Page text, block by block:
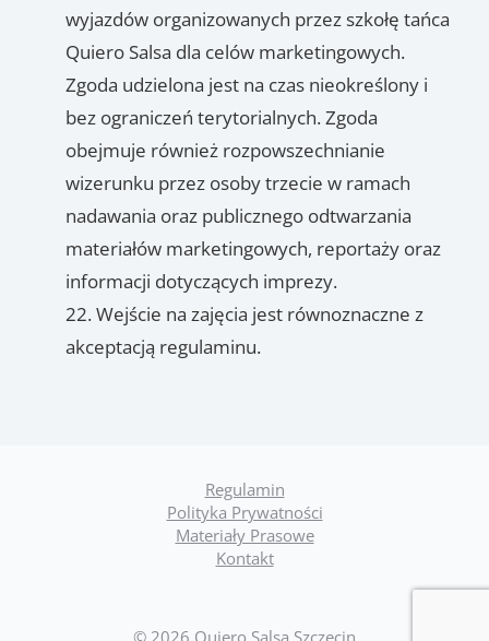
wyjazdów organizowanych przez szkołę tańca
Quiero Salsa dla celów marketingowych.
Zgoda udzielona jest na czas nieokreślony i
bez ograniczeń terytorialnych. Zgoda
obejmuje również rozpowszechnianie
wizerunku przez osoby trzecie w ramach
nadawania oraz publicznego odtwarzania
materiałów marketingowych, reportaży oraz
informacji dotyczących imprezy.
Wejście na zajęcia jest równoznaczne z
akceptacją regulaminu.
Regulamin
Polityka Prywatności
Materiały Prasowe
Kontakt
© 2026 Quiero Salsa Szczecin